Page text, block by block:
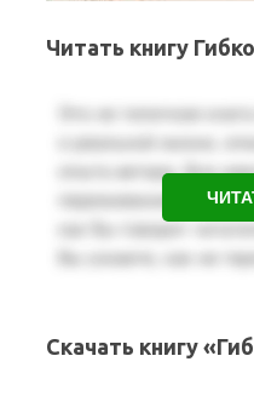
Читать книгу
Скачать книгу